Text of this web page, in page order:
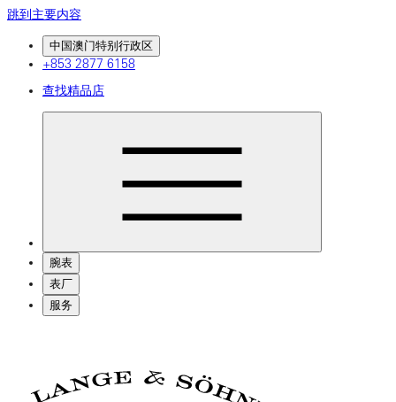
跳到主要内容
中国澳门特别行政区
+853 2877 6158
查找精品店
腕表
表厂
服务